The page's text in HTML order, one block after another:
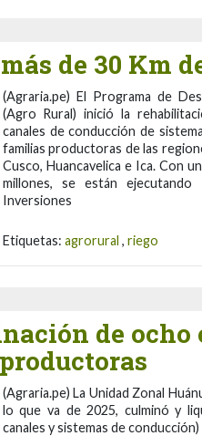
de 30 Km
(Agraria.pe) El Programa de
(Agro Rural) inició la
canales de conducción de
familias productoras de las
Cusco, Huancavelica e Ica. Con
millones, se están
Inversiones
Etiquetas: agrorural , riego
de ocho
(Agraria.pe) La Unidad Zonal
lo que va de 2025, culminó y
canales y sistemas de